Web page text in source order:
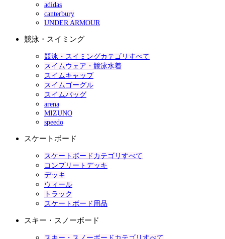
adidas
canterbury
UNDER ARMOUR
競泳・スイミング
競泳・スイミングカテゴリすべて
スイムウェア・競泳水着
スイムキャップ
スイムゴーグル
スイムバッグ
arena
MIZUNO
speedo
スケートボード
スケートボードカテゴリすべて
コンプリートデッキ
デッキ
ウィール
トラック
スケートボード用品
スキー・スノーボード